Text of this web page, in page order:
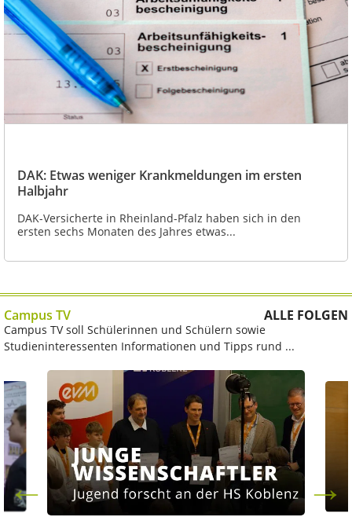
DAK: Etwas weniger Krankmeldungen im ersten
Halbjahr
DAK-Versicherte in Rheinland-Pfalz haben sich in den
ersten sechs Monaten des Jahres etwas...
Campus TV ALLE FOLGEN
Campus TV soll Schülerinnen und Schülern sowie
Studieninteressenten Informationen und Tipps rund ...